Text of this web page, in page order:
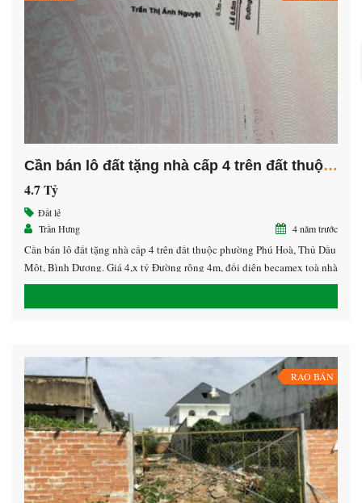
Cần bán lô đất tặng nhà cấp 4 trên đất thuộc phường Phú Hoà, Thủ Dầu Một, Bình Dương
4.7 Tỷ
Đất lẻ
Trần Hưng
4 năm trước
Cần bán lô đất tặng nhà cấp 4 trên đất thuộc phường Phú Hoà, Thủ Dầu
Một, Bình Dương. Giá 4,x tỷ Đường rộng 4m, đối diện becamex toà nhà
chung cư HappyOne, cách trường đại học thủ dầu Dt 5*25 thổ cư 70m2
RAO BÁN